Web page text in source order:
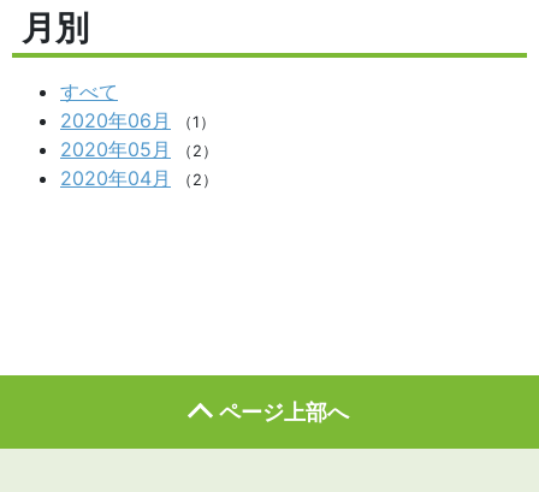
月別
すべて
2020年06月
（1）
2020年05月 （2）
2020年04月 （2）
ページ上部へ